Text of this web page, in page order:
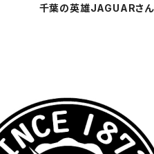
千葉の英雄JAGUARさん